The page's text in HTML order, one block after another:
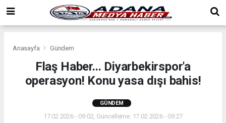
Anasayfa Gündem
Flaş Haber... Diyarbekirspor'a
operasyon! Konu yasa dışı bahis!
GÜNDEM
17.02.2026 - 09:02, Güncelleme: 17.02.2026 - 09:27